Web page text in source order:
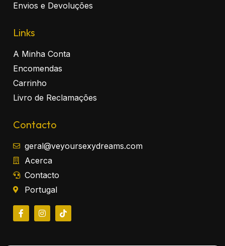
Envios e Devoluções
Links
A Minha Conta
Encomendas
Carrinho
Livro de Reclamações
Contacto
geral@veyoursexydreams.com
Acerca
Contacto
Portugal